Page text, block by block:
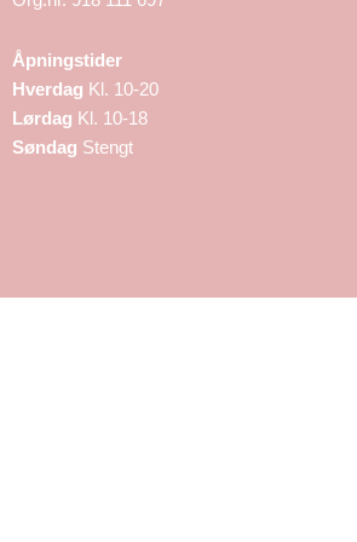
Åpningstider
Hverdag Kl. 10-20
Lørdag Kl. 10-18
Søndag Stengt